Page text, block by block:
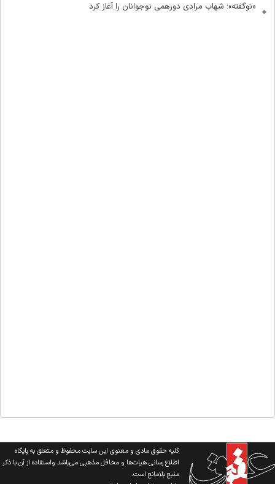
«نوگفته»؛ شهاب مرادی دورهمی نوجوانان را آغاز کرد
کلیه حقوق مادی و معنوی این سایت محفوظ و متعلق به پایگاه
اطلاع رسانی هیات‌ها و محافل مذهبی می‌باشد واستفاده از آن با ذکر
منبع بلامانع است.